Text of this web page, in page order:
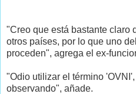
"Creo que está bastante claro
otros países, por lo que uno
proceden", agrega el ex-
"Odio utilizar el término
observando", añade.